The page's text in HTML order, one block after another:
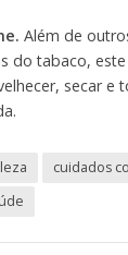
Além de
do tabaco,
secar e
cuidados